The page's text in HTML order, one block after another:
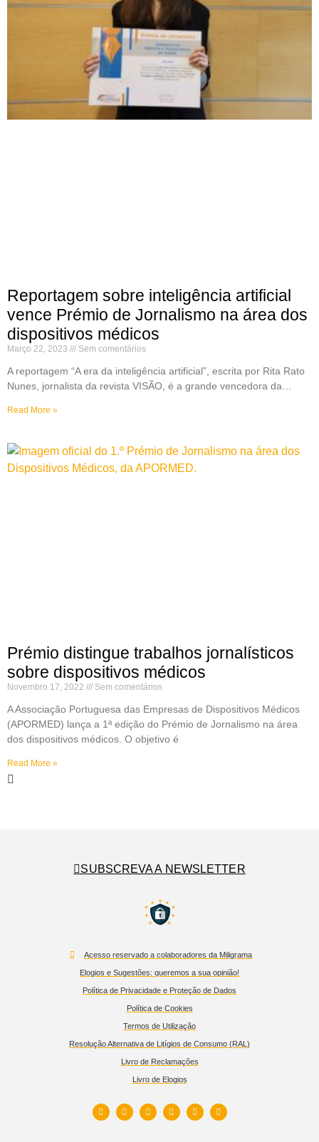
Reportagem sobre inteligência artificial
vence Prémio de Jornalismo na área dos
dispositivos médicos
Março 22, 2023 Sem comentários
A reportagem “A era da inteligência artificial”, escrita por Rita Rato
Nunes, jornalista da revista VISÃO, é a grande vencedora da…
Read More »
Prémio distingue trabalhos jornalísticos
sobre dispositivos médicos
Novembro 17, 2022 Sem comentários
A Associação Portuguesa das Empresas de Dispositivos Médicos
(APORMED) lança a 1ª edição do Prémio de Jornalismo na área
dos dispositivos médicos. O objetivo é
Read More »
SUBSCREVA A NEWSLETTER
Acesso reservado a colaboradores da Miligrama
Elogios e Sugestões: queremos a sua opinião!
Política de Privacidade e Proteção de Dados
Política de Cookies
Termos de Utilização
Resolução Alternativa de Litígios de Consumo (RAL)
Livro de Reclamações
Livro de Elogios